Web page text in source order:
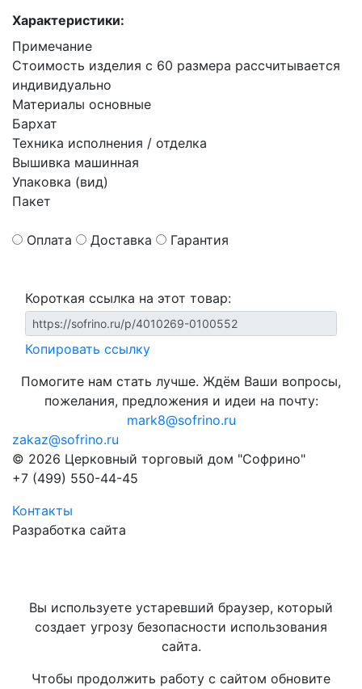
Характеристики:
Примечание
Стоимость изделия с 60 размера рассчитывается
индивидуально
Материалы основные
Бархат
Техника исполнения / отделка
Вышивка машинная
Упаковка (вид)
Пакет
Оплата Доставка Гарантия
Короткая ссылка на этот товар:
Копировать ссылку
Помогите нам стать лучше. Ждём Ваши вопросы,
пожелания, предложения и идеи на почту:
mark8@sofrino.ru
zakaz@sofrino.ru
© 2026 Церковный торговый дом "Софрино"
+7 (499) 550-44-45
Контакты
Разработка сайта
Вы используете устаревший браузер, который
создает угрозу безопасности использования
сайта.
Чтобы продолжить работу с сайтом обновите